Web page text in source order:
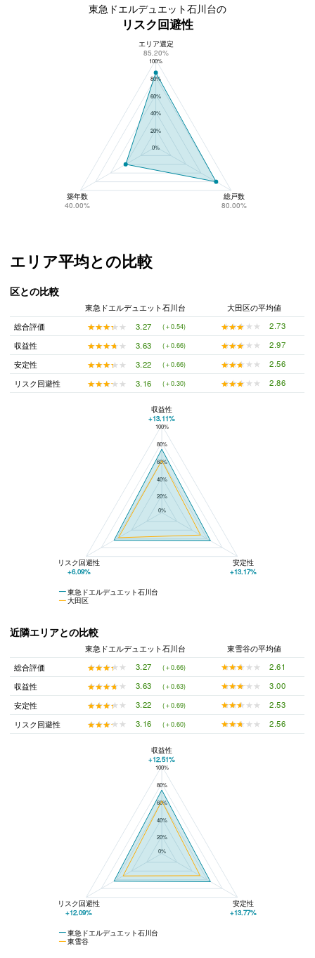
東急ドエルデュエット石川台の
リスク回避性
東急ドエルデュエット石川台のリスク回避性
100%
80%
60%
40%
20%
0%
エリア選定
85.20%
築年数
40.00%
総戸数
80.00%
エリア平均との比較
区との比較
東急ドエルデュエット石川台
大田区の平均値
総合評価
★★★★★
★★★★★ 3.27 (＋0.54) ★★★★★
★★★★★
2.73
収益性
★★★★★
★★★★★ 3.63 (＋0.66) ★★★★★
★★★★★
2.97
安定性
★★★★★
★★★★★ 3.22 (＋0.66) ★★★★★
★★★★★
2.56
リスク回避性
★★★★★
★★★★★ 3.16 (＋0.30) ★★★★★
★★★★★ 2.86
東急ドエルデュエット石川台と大田区の平均値の総合評価の比較
100%
80%
60%
40%
20%
0%
東急ドエルデュエット石川台
大田区
収益性
+13.11%
リスク回避性
+6.09%
安定性
+13.17%
近隣エリアとの比較
東急ドエルデュエット石川台
東雪谷の平均値
総合評価
★★★★★
★★★★★ 3.27 (＋0.66) ★★★★★
★★★★★
2.61
収益性
★★★★★
★★★★★ 3.63 (＋0.63) ★★★★★
★★★★★
3.00
安定性
★★★★★
★★★★★ 3.22 (＋0.69) ★★★★★
★★★★★
2.53
リスク回避性
★★★★★
★★★★★ 3.16 (＋0.60) ★★★★★
★★★★★ 2.56
東急ドエルデュエット石川台と東雪谷の平均値の総合評価の比較
100%
80%
60%
40%
20%
0%
東急ドエルデュエット石川台
東雪谷
収益性
+12.51%
リスク回避性
+12.09%
安定性
+13.77%